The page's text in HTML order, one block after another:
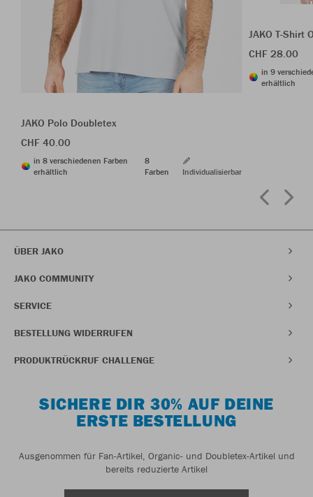
JAKO Polo Doubletex
CHF 40.00
in 8 verschiedenen Farben
erhältlich
8
Farben
Individualisierbar
JAKO T-Shirt
CHF 28.00
in 9
erhältlich
ÜBER JAKO
JAKO COMMUNITY
SERVICE
BESTELLUNG WIDERRUFEN
PRODUKTRÜCKRUF CHALLENGE
SICHERE DIR 30% AUF DEINE
ERSTE BESTELLUNG
Ausgenommen für Fan-Artikel, Organic- und Doubletex-Artikel und
bereits reduzierte Artikel